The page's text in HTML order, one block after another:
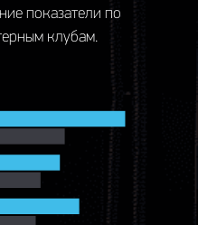
показатели по
клубам.